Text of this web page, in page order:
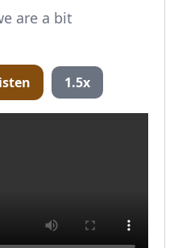
are a bit
1.5x